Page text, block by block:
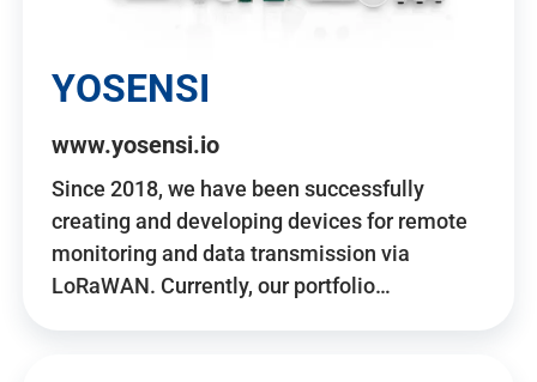
YOSENSI
www.yosensi.io
Since 2018, we have been successfully
creating and developing devices for remote
monitoring and data transmission via
LoRaWAN. Currently, our portfolio…